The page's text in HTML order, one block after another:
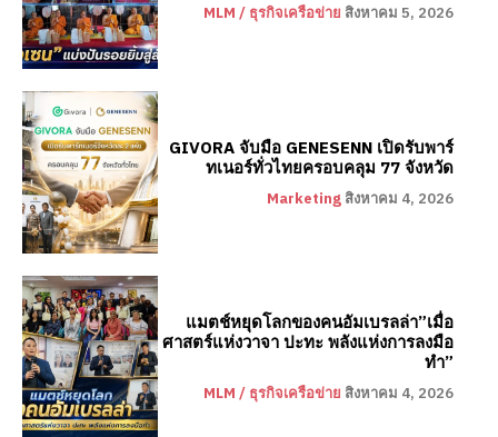
MLM / ธุรกิจเครือข่าย สิงหาคม 5, 2026
GIVORA จับมือ GENESENN เปิดรับพาร์
ทเนอร์ทั่วไทยครอบคลุม 77 จังหวัด
Marketing สิงหาคม 4, 2026
แมตช์หยุดโลกของคนอัมเบรลล่า”เมื่อ
ศาสตร์แห่งวาจา ปะทะ พลังแห่งการลงมือ
ทำ”
MLM / ธุรกิจเครือข่าย สิงหาคม 4, 2026